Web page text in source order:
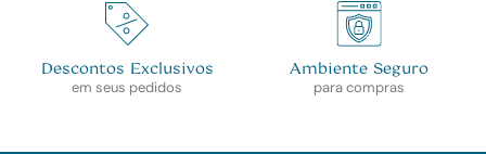
Descontos Exclusivos
em seus pedidos
Ambiente Seguro
para compras